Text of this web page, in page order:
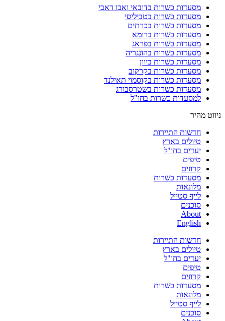
מסעדות כשרות בדובאי ואבו דאבי
מסעדות כשרות בטביליסי
מסעדות כשרות בכרתים
מסעדות כשרות ברומא
מסעדות כשרות בפראג
מסעדות כשרות בהונגריה
מסעדות כשרות ביוון
מסעדות כשרות בקרקוב
מסעדות כשרות בקוסמוי תאילנד
מסעדות כשרות בשטרסבורג
למסעדות כשרות בחו"ל
ניווט מהיר
חדשות התיירות
טיולים בארץ
יעדים בחו"ל
טיפים
קרוזים
מסעדות כשרות
מלונאות
לייף סטייל
סוכנים
About
English
חדשות התיירות
טיולים בארץ
יעדים בחו"ל
טיפים
קרוזים
מסעדות כשרות
מלונאות
לייף סטייל
סוכנים